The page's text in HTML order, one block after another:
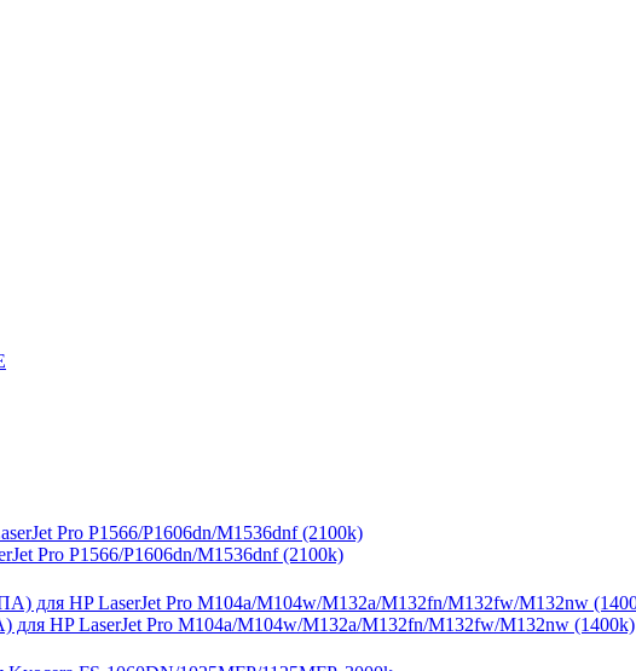
Pro P1566/P1606dn/M1536dnf (2100k)
HP LaserJet Pro M104a/M104w/M132a/M132fn/M132fw/M132nw (1400k)